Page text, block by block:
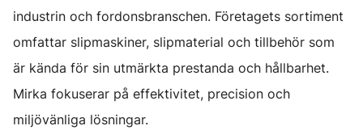
industrin och fordonsbranschen. Företagets sortiment
omfattar slipmaskiner, slipmaterial och tillbehör som
är kända för sin utmärkta prestanda och hållbarhet.
Mirka fokuserar på effektivitet, precision och
miljövänliga lösningar.